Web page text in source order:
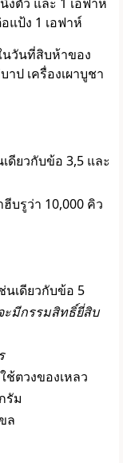
แป้ง 1 เอฟาห์
นวันที่สิบห้าของ
าป เครื่องเผาบูชา
ดียวกับข้อ 3,5 และ
บรูว่า 10,000 คิว
นเดียวกับข้อ 5
ะมีกรรมสิทธิ์ยี่สิบ
ช้ตวงของเหลว
รัม
ล